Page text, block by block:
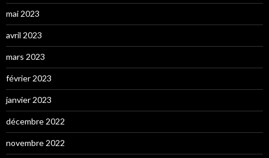
mai 2023
avril 2023
mars 2023
février 2023
janvier 2023
décembre 2022
novembre 2022